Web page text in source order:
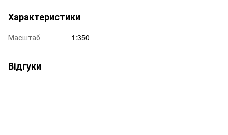
Характеристики
Масштаб 1:350
Відгуки